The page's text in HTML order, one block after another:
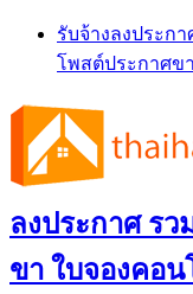
Skip
content
รับจ้างลงประก
โพสต์ประกาศข
ลงประกาศ ร
ขา ใบจองคอ